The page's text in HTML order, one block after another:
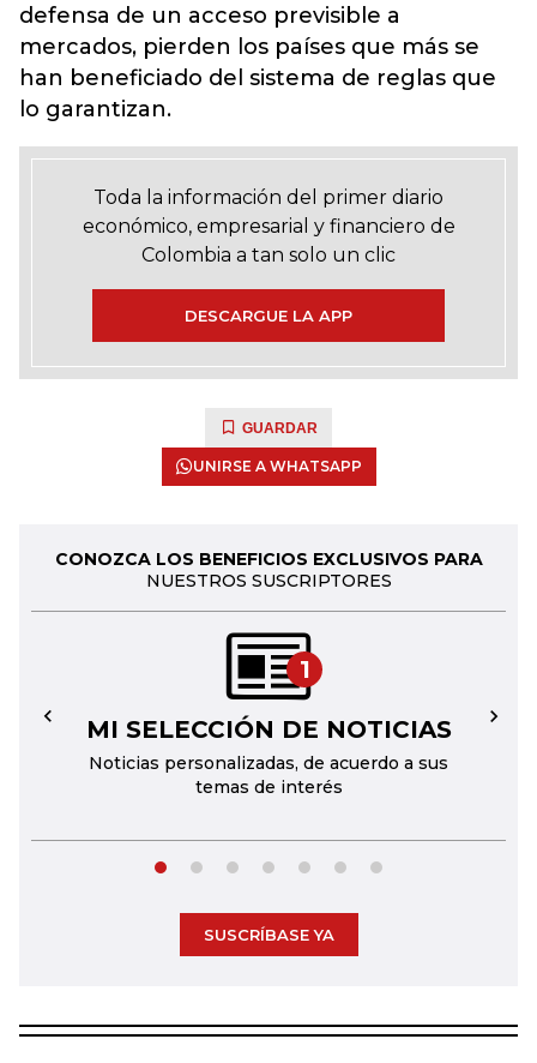
defensa de un acceso previsible a
mercados, pierden los países que más se
han beneficiado del sistema de reglas que
lo garantizan.
Toda la información del primer diario
económico, empresarial y financiero de
Colombia a tan solo un clic
DESCARGUE LA APP
GUARDAR
UNIRSE A WHATSAPP
CONOZCA LOS BENEFICIOS EXCLUSIVOS PARA
NUESTROS SUSCRIPTORES
1
MI SELECCIÓN DE NOTICIAS
Noticias personalizadas, de acuerdo a sus
temas de interés
← →
SUSCRÍBASE YA